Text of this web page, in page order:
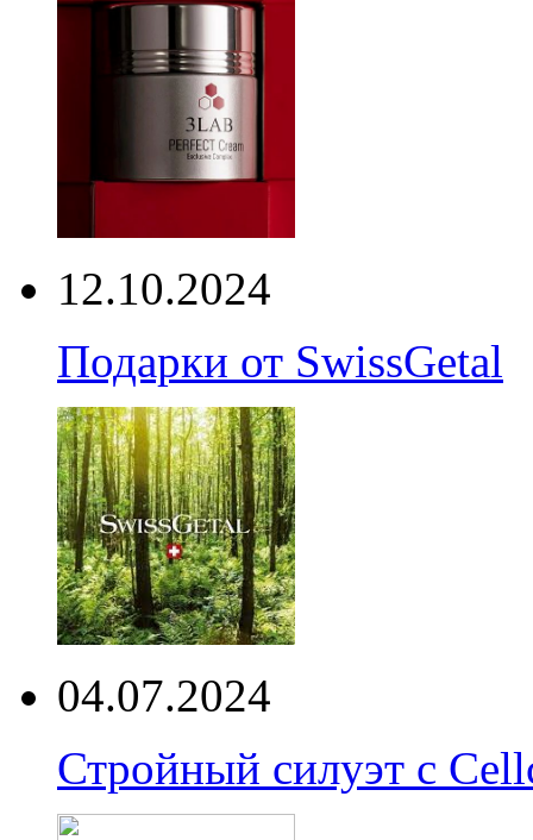
12.10.2024
Подарки от SwissGetal
04.07.2024
Стройный силуэт с